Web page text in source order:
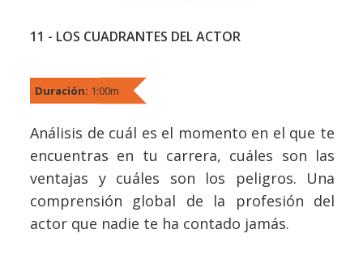
11 - LOS CUADRANTES DEL ACTOR
Duración: 1:00m
Análisis de cuál es el momento en el que te
encuentras en tu carrera, cuáles son las
ventajas y cuáles son los peligros. Una
comprensión global de la profesión del
actor que nadie te ha contado jamás.